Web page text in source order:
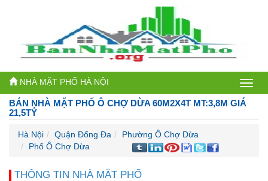
Bán
nhà
NHÀ MẶT PHỐ HÀ NỘI
BÁN NHÀ MẶT PHỐ Ô CHỢ DỪA 60M2X4T MT:3,8M GIÁ
21,5TỶ
Hà Nội Quận Đống Đa
Phường Ô Chợ Dừa
Phố Ô Chợ Dừa
THÔNG TIN NHÀ MẶT PHỐ